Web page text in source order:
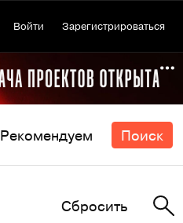
Войти Зарегистрироваться
Рекомендуем Поиск
Сбросить